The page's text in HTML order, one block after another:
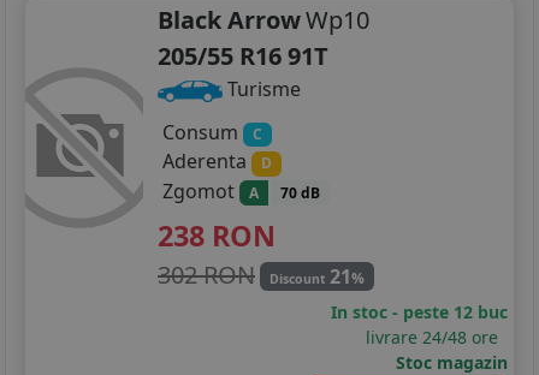
Black ArrowWp10
205/55 R16 91T
Turisme
Consum
C
Aderenta D
Zgomot A 70 dB
238 RON
302 RON Discount 21%
In stoc - peste 12 buc
livrare 24/48 ore
Stoc magazin